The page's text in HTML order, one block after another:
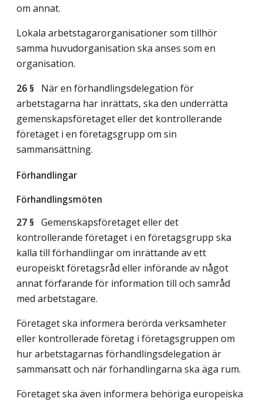
om annat.
Lokala arbetstagarorganisationer som tillhör
samma huvudorganisation ska anses som en
organisation.
26 § När en förhandlingsdelegation för
arbetstagarna har inrättats, ska den underrätta
gemenskapsföretaget eller det kontrollerande
företaget i en företagsgrupp om sin
sammansättning.
Förhandlingar
Förhandlingsmöten
27 § Gemenskapsföretaget eller det
kontrollerande företaget i en företagsgrupp ska
kalla till förhandlingar om inrättande av ett
europeiskt företagsråd eller införande av något
annat förfarande för information till och samråd
med arbetstagare.
Företaget ska informera berörda verksamheter
eller kontrollerade företag i företagsgruppen om
hur arbetstagarnas förhandlingsdelegation är
sammansatt och när förhandlingarna ska äga rum.
Företaget ska även informera behöriga europeiska